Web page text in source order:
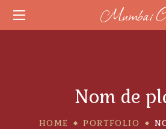
Mumbai
Nom de
HOME PORTFOLIO